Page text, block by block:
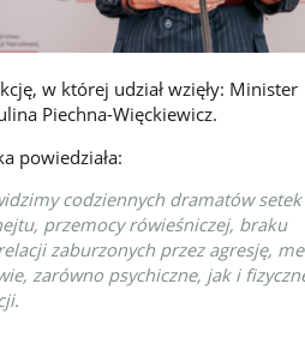
w której udział wzięły: Minister
Piechna-Więckiewicz.
powiedziała:
codziennych dramatów setek
przemocy rówieśniczej, braku
zaburzonych przez agresję,
zarówno psychiczne, jak i